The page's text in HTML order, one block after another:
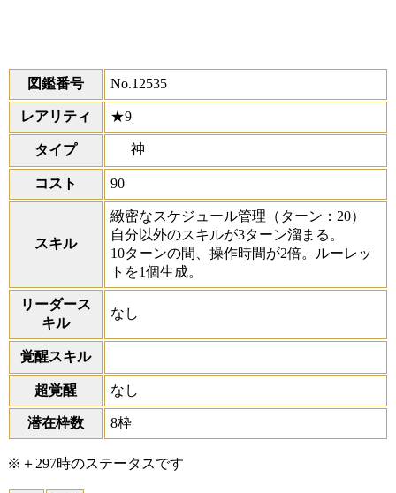
図鑑番号 No.12535
レアリティ ★9
タイプ 神
コスト 90
スキル
緻密なスケジュール管理 （ターン：20）
自分以外のスキルが3ターン溜まる。
10ターンの間、操作時間が2倍。ルーレッ
トを1個生成。
リーダース
キル
なし
覚醒スキル
超覚醒 なし
潜在枠数 8枠
※＋297時のステータスです